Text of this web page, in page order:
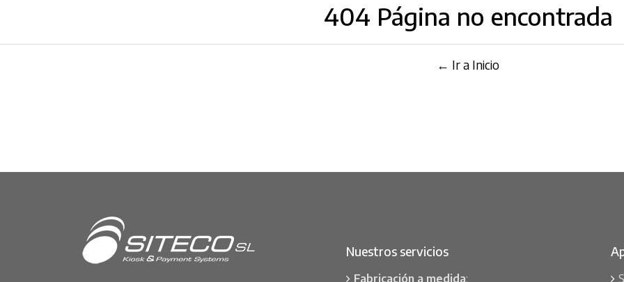
404 Página no encontrada
← Ir a Inicio
Nuestros servicios
Fabricación a medida: